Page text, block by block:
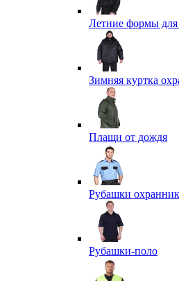
Летние формы для
Зимняя куртка
Плащи от дождя
Рубашки
Рубашки-поло